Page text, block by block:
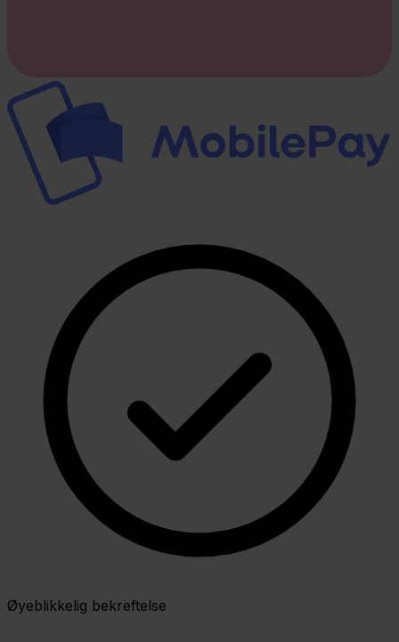
Øyeblikkelig bekreftelse